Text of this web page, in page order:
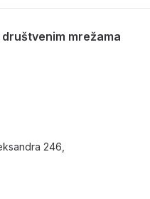
mrežama
246,